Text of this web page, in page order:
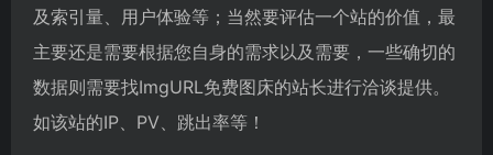
及索引量、用户体验等；当然要评估一个站的价值，最
主要还是需要根据您自身的需求以及需要，一些确切的
数据则需要找ImgURL免费图床的站长进行洽谈提供。
如该站的IP、PV、跳出率等！